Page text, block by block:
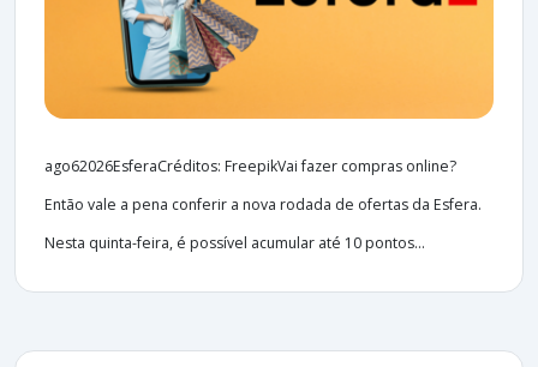
ago62026EsferaCréditos: FreepikVai fazer compras online?
Então vale a pena conferir a nova rodada de ofertas da Esfera.
Nesta quinta-feira, é possível acumular até 10 pontos...